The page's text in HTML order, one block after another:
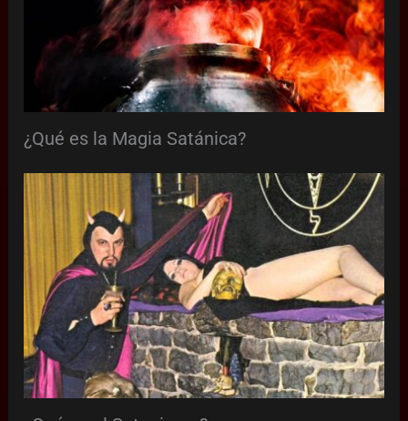
¿Qué es la Magia Satánica?